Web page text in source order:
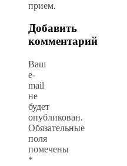
прием.
Добавить
комментарий
Ваш
e-
mail
не
будет
опубликован.
Обязательные
поля
помечены
*